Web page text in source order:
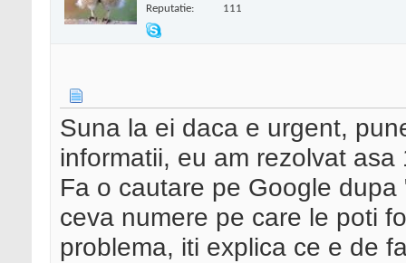
Reputatie: 111
Suna la ei daca e urgent,
informatii, eu am rezolvat
Fa o cautare pe Google
ceva numere pe care le poti
problema, iti explica ce e de